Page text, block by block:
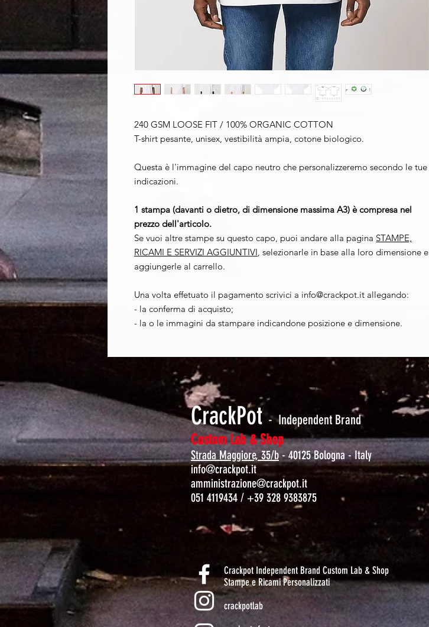
240 GSM LOOSE FIT / 100% ORGANIC COTTON
T-shirt pesante, unisex, vestibilità ampia, cotone biologico.
Questa è l'immagine del capo neutro che personalizzeremo secondo le tue
indicazioni.
1 stampa (davanti o dietro, di dimensione massima A3) è compresa nel
prezzo dell'articolo.
Se vuoi altre stampe su questo capo, puoi andare alla pagina STAMPE,
RICAMI E SERVIZI AGGIUNTIVI, selezionarle in base alla loro dimensione e
aggiungerle al carrello.
Una volta effetuato il pagamento scrivici a info@crackpot.it allegando:
- la conferma di acquisto;
- la o le immagini da stampare indicandone posizione e dimensione.
CrackPot- Independent Brand
Custom Lab & Shop
Strada Maggiore, 35/b- 40125 Bologna - Italy
info@crackpot.it
amministrazione@crackpot.it
051 4119434 / +39 328 9383875
S
Crackpot Independent Brand Custom Lab & Shop
Stampe e Ricami Personalizzati
crackpotlab